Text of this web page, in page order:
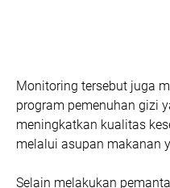
Monitoring tersebut juga
program pemenuhan gizi
meningkatkan kualitas
melalui asupan makanan
Selain melakukan